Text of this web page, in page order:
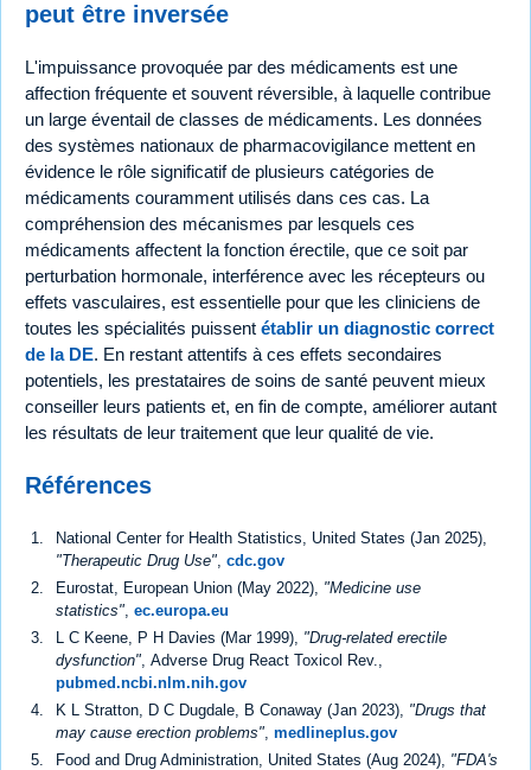
peut être inversée
L'impuissance provoquée par des médicaments est une
affection fréquente et souvent réversible, à laquelle contribue
un large éventail de classes de médicaments. Les données
des systèmes nationaux de pharmacovigilance mettent en
évidence le rôle significatif de plusieurs catégories de
médicaments couramment utilisés dans ces cas. La
compréhension des mécanismes par lesquels ces
médicaments affectent la fonction érectile, que ce soit par
perturbation hormonale, interférence avec les récepteurs ou
effets vasculaires, est essentielle pour que les cliniciens de
toutes les spécialités puissent établir un diagnostic correct
de la DE. En restant attentifs à ces effets secondaires
potentiels, les prestataires de soins de santé peuvent mieux
conseiller leurs patients et, en fin de compte, améliorer autant
les résultats de leur traitement que leur qualité de vie.
Références
National Center for Health Statistics, United States (Jan 2025),
"Therapeutic Drug Use", cdc.gov
Eurostat, European Union (May 2022), "Medicine use
statistics" ec.europa.eu
L C Keene, P H Davies (Mar 1999), "Drug-related erectile
dysfunction" , Adverse Drug React Toxicol Rev.,
pubmed.ncbi.nlm.nih.gov
K L Stratton, D C Dugdale, B Conaway (Jan 2023), "Drugs that
may cause erection problems" medlineplus.gov
Food and Drug Administration, United States (Aug 2024), "FDA's